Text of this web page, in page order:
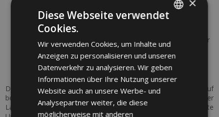
1 Eintritt in die Therme Meran (3 h Therme, Nutzung der
Pools)
10% Rabatt auf die Eintritte in die Therme Meran
5% Rabatt auf Beauty Behandlungen und Massagen in der
Therme Meran
Kostenloser Parkplatz direkt am Hotel
Kostenloser Fahrradverleih direkt im Hotel
Der Sommer in Meran verbindet Natur, Genuss und Erholung auf
besondere Weise. Zwischen mediterraner Leichtigkeit, alpiner
Landschaft und regionaler Kulinarik erleben Sie entspannte
GERMAN
Diese Webseite verwendet
Cookies.
Wir verwenden Cookies, um Inhalte und
Anzeigen zu personalisieren und unseren
Datenverkehr zu analysieren. Wir geben
Informationen über Ihre Nutzung unserer
Website auch an unsere Werbe- und
Analysepartner weiter, die diese
möglicherweise mit anderen